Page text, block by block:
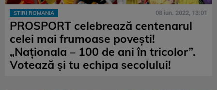
STIRI ROMANIA 08 iun. 2022, 13:01
PROSPORT celebrează centenarul
celei mai frumoase povești!
„Naționala – 100 de ani în tricolor”.
Votează și tu echipa secolului!